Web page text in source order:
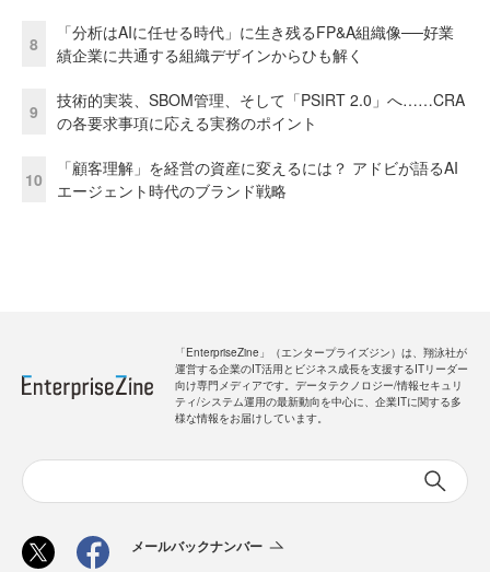
8
「分析はAIに任せる時代」に生き残るFP&A組織像──好業
績企業に共通する組織デザインからひも解く
9
技術的実装、SBOM管理、そして「PSIRT 2.0」へ……CRA
の各要求事項に応える実務のポイント
10
「顧客理解」を経営の資産に変えるには？ アドビが語るAI
エージェント時代のブランド戦略
「EnterpriseZine」（エンタープライズジン）は、翔泳社が
運営する企業のIT活用とビジネス成長を支援するITリーダー
向け専門メディアです。データテクノロジー/情報セキュリ
ティ/システム運用の最新動向を中心に、企業ITに関する多
様な情報をお届けしています。
メールバックナンバー